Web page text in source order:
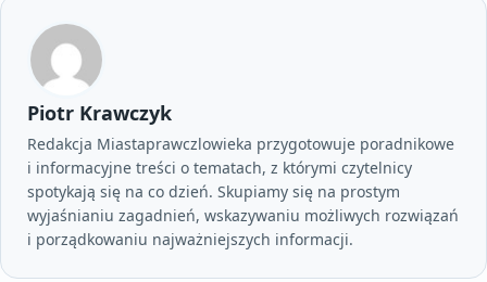
Piotr Krawczyk
Redakcja Miastaprawczlowieka przygotowuje poradnikowe
i informacyjne treści o tematach, z którymi czytelnicy
spotykają się na co dzień. Skupiamy się na prostym
wyjaśnianiu zagadnień, wskazywaniu możliwych rozwiązań
i porządkowaniu najważniejszych informacji.